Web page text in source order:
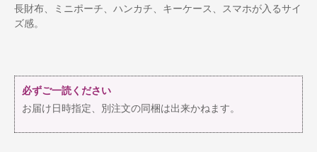
長財布、ミニポーチ、ハンカチ、キーケース、スマホが入るサイ
ズ感。
必ずご一読ください
お届け日時指定、別注文の同梱は出来かねます。